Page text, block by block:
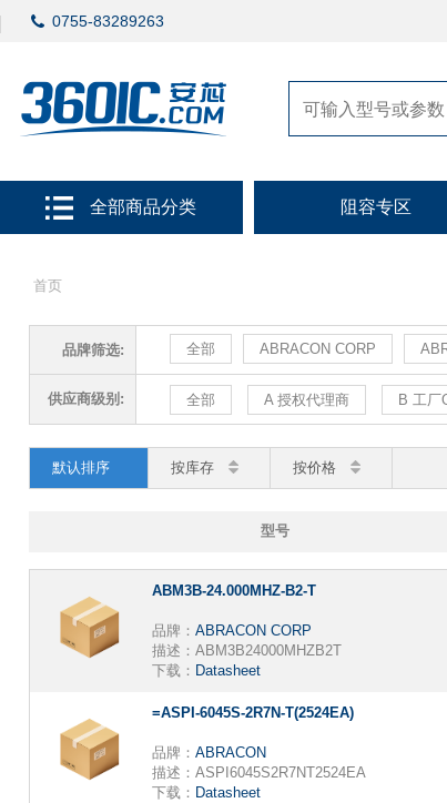
0755-83289263
全部商品分类 阻容专区
首页
品牌筛选: 全部 ABRACON CORP
供应商级别: 全部 A 授权代理商 B 工厂
默认排序 按库存 按价格
型号
ABM3B-24.000MHZ-B2-T
品牌： ABRACON CORP
描述： ABM3B24000MHZB2T
下载： Datasheet
=ASPI-6045S-2R7N-T(2524EA)
品牌： ABRACON
描述： ASPI6045S2R7NT2524EA
下载： Datasheet